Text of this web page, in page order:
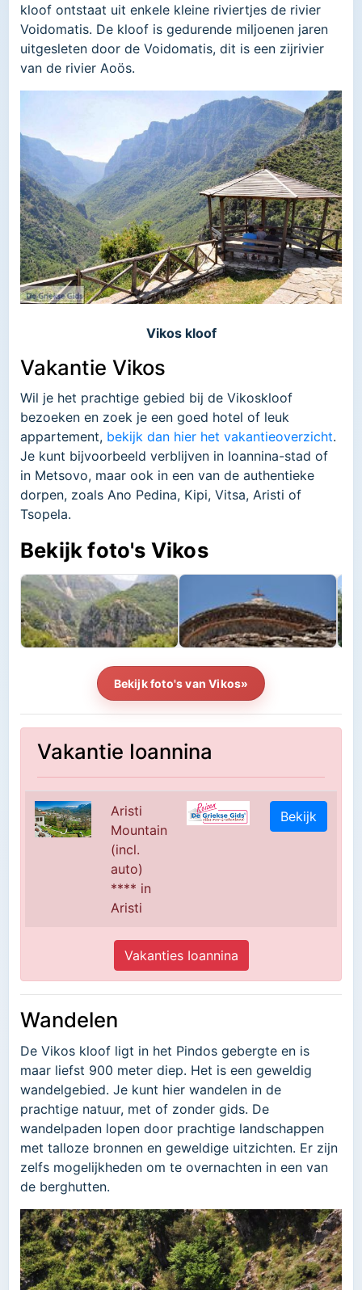
kloof ontstaat uit enkele kleine riviertjes de rivier
Voidomatis. De kloof is gedurende miljoenen jaren
uitgesleten door de Voidomatis, dit is een zijrivier
van de rivier Aoös.
Vikos kloof
Vakantie Vikos
Wil je het prachtige gebied bij de Vikoskloof
bezoeken en zoek je een goed hotel of leuk
appartement, bekijk dan hier het vakantieoverzicht.
Je kunt bijvoorbeeld verblijven in Ioannina-stad of
in Metsovo, maar ook in een van de authentieke
dorpen, zoals Ano Pedina, Kipi, Vitsa, Aristi of
Tsopela.
Bekijk foto's Vikos
Bekijk foto's van Vikos»
Vakantie Ioannina
Aristi
Mountain
(incl.
auto)
**** in
Aristi
Bekijk
Vakanties Ioannina
Wandelen
De Vikos kloof ligt in het Pindos gebergte en is
maar liefst 900 meter diep. Het is een geweldig
wandelgebied. Je kunt hier wandelen in de
prachtige natuur, met of zonder gids. De
wandelpaden lopen door prachtige landschappen
met talloze bronnen en geweldige uitzichten. Er zijn
zelfs mogelijkheden om te overnachten in een van
de berghutten.